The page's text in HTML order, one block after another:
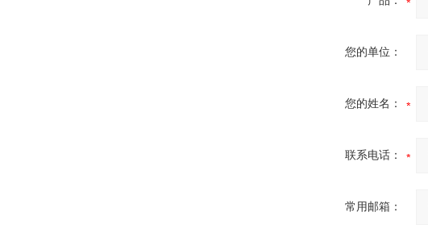
您的单位：
您的姓名：
联系电话：
常用邮箱：